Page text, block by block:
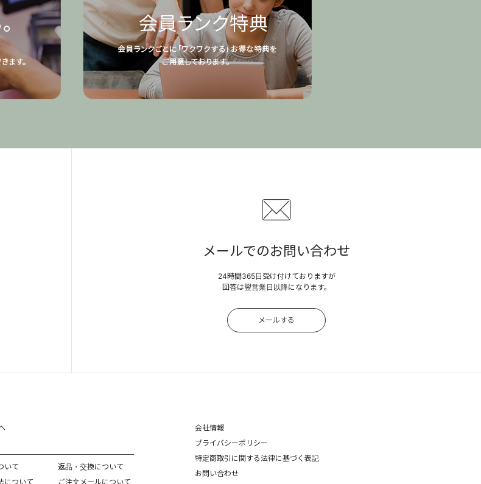
メールでのお問い合わせ
24時間365日受け付けておりますが
回答は翌営業日以降になります。
メールする
いて
について
返品・交換について
ご注文メールについて
会社情報
プライバシーポリシー
特定商取引に関する法律に基づく表記
お問い合わせ